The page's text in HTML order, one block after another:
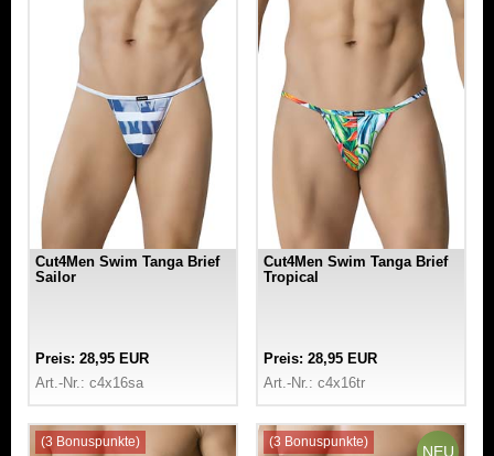
Cut4Men Swim Tanga Brief
Sailor
Preis: 28,95 EUR
Art.-Nr.: c4x16sa
Cut4Men Swim Tanga Brief
Tropical
Preis: 28,95 EUR
Art.-Nr.: c4x16tr
(3 Bonuspunkte)
NEU
(3 Bonuspunkte)